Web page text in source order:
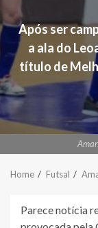
Após ser
a ala do
título de
Home Futsal
Parece notícia